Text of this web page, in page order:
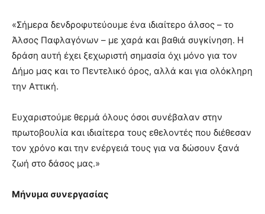
«Σήμερα δενδροφυτεύουμε ένα ιδιαίτερο άλσος – το
Άλσος Παφλαγόνων – με χαρά και βαθιά συγκίνηση. Η
δράση αυτή έχει ξεχωριστή σημασία όχι μόνο για τον
Δήμο μας και το Πεντελικό όρος, αλλά και για ολόκληρη
την Αττική.
Ευχαριστούμε θερμά όλους όσοι συνέβαλαν στην
πρωτοβουλία και ιδιαίτερα τους εθελοντές που διέθεσαν
τον χρόνο και την ενέργειά τους για να δώσουν ξανά
ζωή στο δάσος μας.»
Μήνυμα συνεργασίας